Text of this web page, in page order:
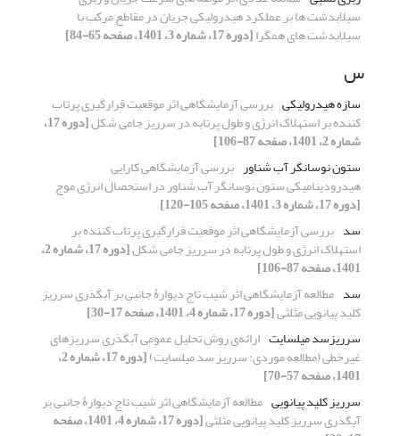
سیلابدشت ها بر عملکرد هیدرولیکی جریان در مقاطع مرکب با
سیلابدشت های همگرا[دوره 17، شماره 3، 1401، صفحه 65-84]
س
سازه هیدرولیکی بررسی آزمایشگاهی اثر موقعیت قرارگیری پرتاب
کننده بر استهلاک انرژی و طول پرتابه در سرریز جامی شکل [دوره 17،
شماره 2، 1401، صفحه 87-106]
ستون نوسانگر آب شناور بررسی آزمایشگاهی کارایی
هیدرودینامیکی ستون نوسانگر آب شناور در استحصال انرژی موج
[دوره 17، شماره 3، 1401، صفحه 105-120]
سد بررسی آزمایشگاهی اثر موقعیت قرارگیری پرتاب کننده بر
استهلاک انرژی و طول پرتابه در سرریز جامی شکل [دوره 17، شماره 2،
1401، صفحه 87-106]
سد مطالعه آزمایشگاهی اثر شیب تاج دیوارۀ جانبی بر آبگذری سرریز
کلید پیانویی مثلثی[دوره 17، شماره 4، 1401، صفحه 17-30]
سرریزسد میلسایت ارائه‌ی روش تحلیل عمومی آبگذری سرریزهای
غیرخطی (مطالعه موردی: سرریز سد میلسایت) [دوره 17، شماره 2،
1401، صفحه 57-70]
سرریز‌ کلید پیانویی مطالعه آزمایشگاهی اثر شیب تاج دیوارۀ جانبی بر
آبگذری سرریز کلید پیانویی مثلثی [دوره 17، شماره 4، 1401، صفحه